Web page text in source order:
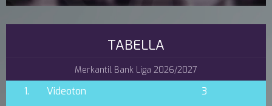
TABELLA
Merkantil Bank Liga 2026/2027
1. Videoton
3